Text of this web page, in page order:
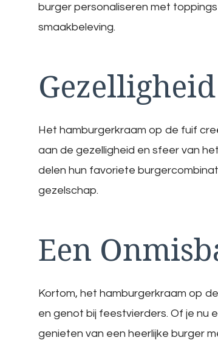
burger personaliseren met
smaakbeleving.
Het hamburgerkraam op de fuif
aan de gezelligheid en sfeer van
delen hun favoriete
gezelschap.
Een
Kortom, het hamburgerkraam op
en genot bij feestvierders. Of je nu
genieten van een heerlijke burger